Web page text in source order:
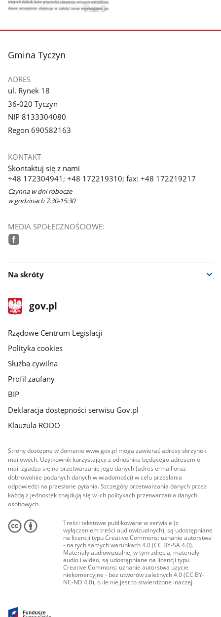
galerii.
stopka
Gmina Tyczyn
ADRES
ul. Rynek 18
36-020 Tyczyn
NIP 8133304080
Regon 690582163
KONTAKT
Skontaktuj się z nami
+48 172304941; +48 172219310; fax: +48 172219217
Czynna w dni robocze
w godzinach 7:30-15:30
MEDIA SPOŁECZNOŚCIOWE:
Na skróty
stopka
gov.plStrona
gov.pl
Rządowe Centrum Legislacji
Polityka cookies
Służba cywilna
Profil zaufany
BIP
Deklaracja dostępności serwisu Gov.pl
Klauzula RODO
Strony dostępne w domenie www.gov.pl mogą zawierać adresy skrzynek
mailowych. Użytkownik korzystający z odnośnika będącego adresem e-
mail zgadza się na przetwarzanie jego danych (adres e-mail oraz
dobrowolnie podanych danych w wiadomości) w celu przesłania
odpowiedzi na przesłane pytania. Szczegóły przetwarzania danych przez
każdą z jednostek znajdują się w ich politykach przetwarzania danych
osobowych.
Treści tekstowe publikowane w serwisie (z
wyłączeniem treści audiowizualnych), są udostępniane
na licencji typu Creative Commons: uznanie autorstwa
- na tych samych warunkach 4.0 (CC BY-SA 4.0).
Materiały audiowizualne, w tym zdjęcia, materiały
audio i wideo, są udostępniane na licencji typu
Creative Commons: uznanie autorstwa użycie
niekomercyjne - bez utworów zależnych 4.0 (CC BY-
NC-ND 4.0), o ile nie jest to stwierdzone inaczej.